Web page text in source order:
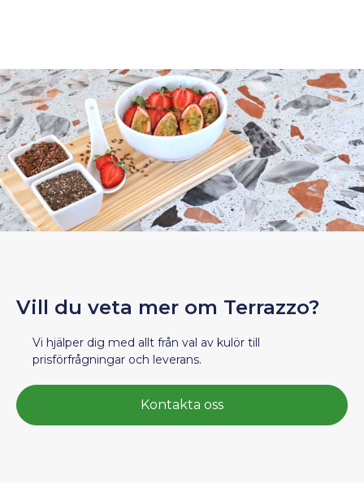
Vill du veta mer om Terrazzo?
Vi hjälper dig med allt från val av kulör till
prisförfrågningar och leverans.
Kontakta oss